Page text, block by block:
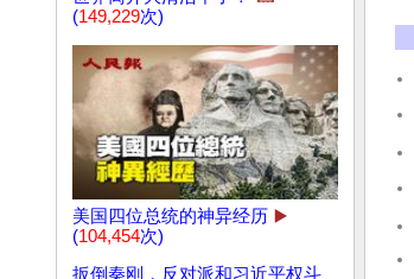
(149,229次)
美国四位总统的神异经历 ▶️
(104,454次)
扳倒秦刚，反对派和习近平权斗